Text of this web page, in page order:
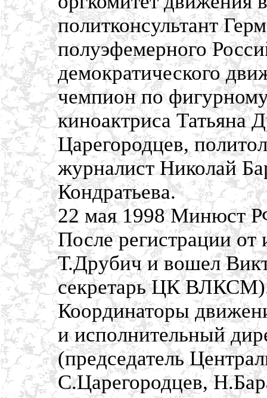
политконсультант
полуэфемерного
демократического
чемпион по
киноактриса Татьяна
Царегородцев,
журналист Николай
Кондратьева.
22 мая 1998 Минюст
После регистрации
Т.Друбич и вошел
секретарь ЦК
Координаторы
и исполнительный
(председатель
С.Царегородцев,